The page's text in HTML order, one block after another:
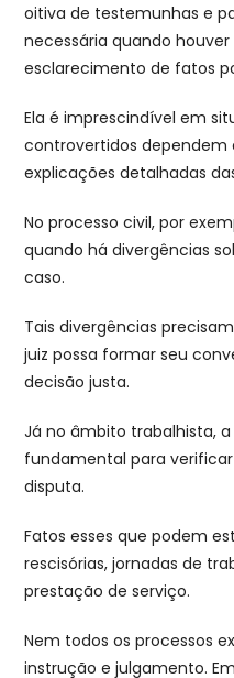
oitiva de testemunhas e
necessária quando
esclarecimento de fatos
Ela é imprescindível em
controvertidos dependem
explicações detalhadas
No processo civil, por
quando há divergências
caso.
Tais divergências
juiz possa formar seu
decisão justa.
Já no âmbito trabalhista,
fundamental para
disputa.
Fatos esses que podem
rescisórias, jornadas de
prestação de serviço.
Nem todos os processos
instrução e julgamento.